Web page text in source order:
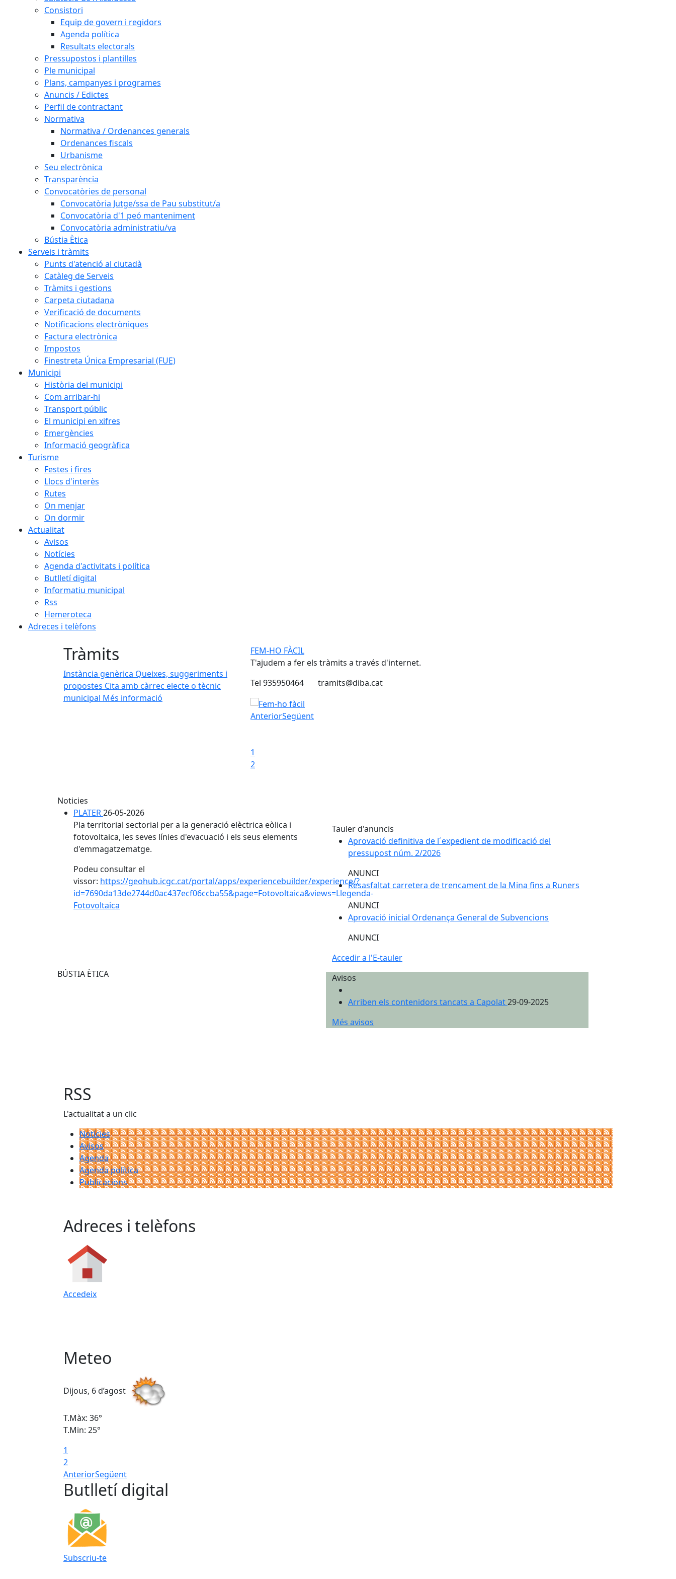
Consistori
Equip de govern i regidors
Agenda política
Resultats electorals
Pressupostos i plantilles
Ple municipal
Plans, campanyes i programes
Anuncis / Edictes
Perfil de contractant
Normativa
Normativa / Ordenances generals
Ordenances fiscals
Urbanisme
Seu electrònica
Transparència
Convocatòries de personal
Convocatòria Jutge/ssa de Pau substitut/a
Convocatòria d'1 peó manteniment
Convocatòria administratiu/va
Bústia Ètica
Serveis i tràmits
Punts d'atenció al ciutadà
Catàleg de Serveis
Tràmits i gestions
Carpeta ciutadana
Verificació de documents
Notificacions electròniques
Factura electrònica
Impostos
Finestreta Única Empresarial (FUE)
Municipi
Història del municipi
Com arribar-hi
Transport públic
El municipi en xifres
Emergències
Informació geogràfica
Turisme
Festes i fires
Llocs d'interès
Rutes
On menjar
On dormir
Actualitat
Avisos
Notícies
Agenda d'activitats i política
Butlletí digital
Informatiu municipal
Rss
Hemeroteca
Adreces i telèfons
Tràmits
Instància genèrica Queixes, suggeriments i
propostes Cita amb càrrec electe o tècnic
municipal Més informació
FEM-HO FÀCIL
T'ajudem a fer els tràmits a través d'internet.
Tel 935950464 tramits@diba.cat
FEM-HO FÀCIL
AnteriorSegüent
1
2
Noticies
PLATER26-05-2026
Pla territorial sectorial per a la generació elèctrica eòlica i
fotovoltaica, les seves línies d'evacuació i els seus elements
d'emmagatzematge.
Podeu consultar el
vissor: https://geohub.icgc.cat/portal/apps/experiencebuilder/experience/?
id=7690da13de2744d0ac437ecf06ccba55&page=Fotovoltaica&views=Llegenda-
Fotovoltaica
BÚSTIA ÈTICA
Tauler d'anuncis
Aprovació definitiva de l´expedient de modificació del
pressupost núm. 2/2026
ANUNCI
Resasfaltat carretera de trencament de la Mina fins a Runers
ANUNCI
Aprovació inicial Ordenança General de Subvencions
ANUNCI
Accedir a l'E-tauler
Avisos
Arriben els contenidors tancats a Capolat29-09-2025
Més avisos
RSS
L'actualitat a un clic
Notícies
Avisos
Agenda
Agenda política
Publicacions
Adreces i telèfons
Accedeix
Meteo
Dijous, 6 d’agost
T.Màx: 36°
T.Min: 25°
1
2
AnteriorSegüent
Butlletí digital
Subscriu-te